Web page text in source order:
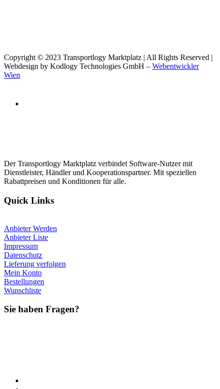
Copyright © 2023 Transportlogy Marktplatz | All Rights Reserved |
Webdesign by Kodlogy Technologies GmbH – Webentwickler
Wien
Der Transportlogy Marktplatz verbindet Software-Nutzer mit
Dienstleister, Händler und Kooperationspartner. Mit speziellen
Rabattpreisen und Konditionen für alle.
Quick Links
Anbieter Werden
Anbieter Liste
Impressum
Datenschutz
Lieferung verfolgen
Mein Konto
Bestellungen
Wunschliste
Sie haben Fragen?